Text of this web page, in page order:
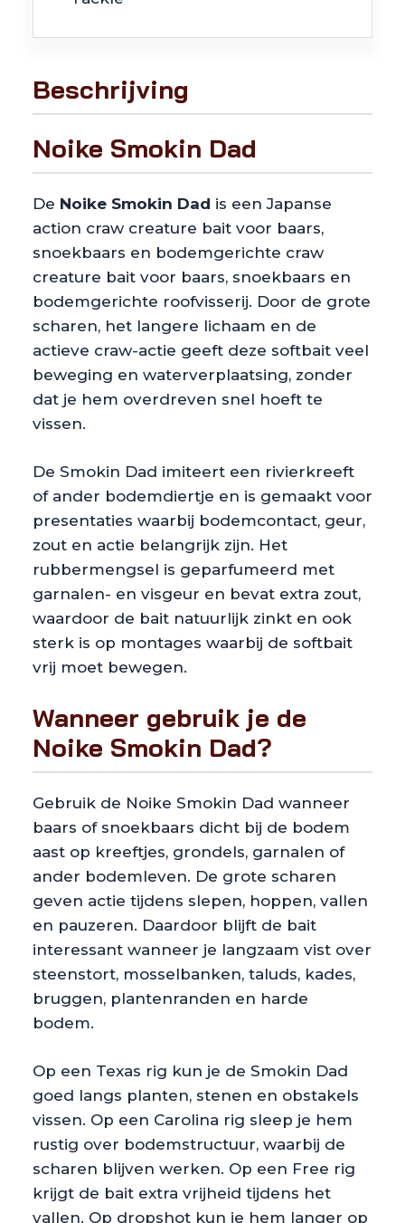
Beschrijving
Noike Smokin Dad
De Noike Smokin Dad is een Japanse
action craw creature bait voor baars,
snoekbaars en bodemgerichte craw
creature bait voor baars, snoekbaars en
bodemgerichte roofvisserij. Door de grote
scharen, het langere lichaam en de
actieve craw-actie geeft deze softbait veel
beweging en waterverplaatsing, zonder
dat je hem overdreven snel hoeft te
vissen.
De Smokin Dad imiteert een rivierkreeft
of ander bodemdiertje en is gemaakt voor
presentaties waarbij bodemcontact, geur,
zout en actie belangrijk zijn. Het
rubbermengsel is geparfumeerd met
garnalen- en visgeur en bevat extra zout,
waardoor de bait natuurlijk zinkt en ook
sterk is op montages waarbij de softbait
vrij moet bewegen.
Wanneer gebruik je de
Noike Smokin Dad?
Gebruik de Noike Smokin Dad wanneer
baars of snoekbaars dicht bij de bodem
aast op kreeftjes, grondels, garnalen of
ander bodemleven. De grote scharen
geven actie tijdens slepen, hoppen, vallen
en pauzeren. Daardoor blijft de bait
interessant wanneer je langzaam vist over
steenstort, mosselbanken, taluds, kades,
bruggen, plantenranden en harde
bodem.
Op een Texas rig kun je de Smokin Dad
goed langs planten, stenen en obstakels
vissen. Op een Carolina rig sleep je hem
rustig over bodemstructuur, waarbij de
scharen blijven werken. Op een Free rig
krijgt de bait extra vrijheid tijdens het
vallen. Op dropshot kun je hem langer op